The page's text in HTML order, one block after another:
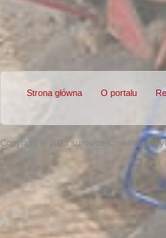
Strona główna O portalu
Copyright © 2013 surowce-kopalnie.pl